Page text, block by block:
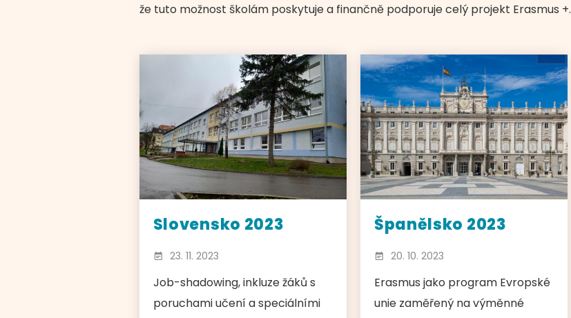
že tuto možnost školám poskytuje a finančně podporuje celý projekt Erasmus +.
Slovensko 2023
23. 11. 2023
Job-shadowing, inkluze žáků s
poruchami učení a speciálními
Španělsko 2023
20. 10. 2023
Erasmus jako program Evropské
unie zaměřený na výměnné